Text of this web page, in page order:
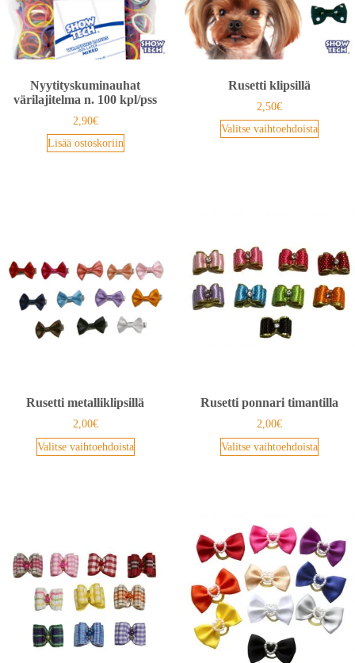
Nyytityskuminauhat
värilajitelma n. 100 kpl/pss
2,90€
Lisää ostoskoriin
Rusetti klipsillä
2,50€
Valitse vaihtoehdoista
Rusetti metalliklipsillä
2,00€
Valitse vaihtoehdoista
Rusetti ponnari timantilla
2,00€
Valitse vaihtoehdoista